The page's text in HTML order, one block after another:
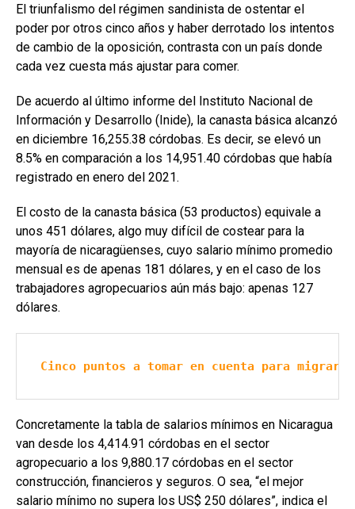
El triunfalismo del régimen sandinista de ostentar el
poder por otros cinco años y haber derrotado los intentos
de cambio de la oposición, contrasta con un país donde
cada vez cuesta más ajustar para comer.
De acuerdo al último informe del Instituto Nacional de
Información y Desarrollo (Inide), la canasta básica alcanzó
en diciembre 16,255.38 córdobas. Es decir, se elevó un
8.5% en comparación a los 14,951.40 córdobas que había
registrado en enero del 2021.
El costo de la canasta básica (53 productos) equivale a
unos 451 dólares, algo muy difícil de costear para la
mayoría de nicaragüenses, cuyo salario mínimo promedio
mensual es de apenas 181 dólares, y en el caso de los
trabajadores agropecuarios aún más bajo: apenas 127
dólares.
Cinco puntos a tomar en cuenta para migrar
Concretamente la tabla de salarios mínimos en Nicaragua
van desde los 4,414.91 córdobas en el sector
agropecuario a los 9,880.17 córdobas en el sector
construcción, financieros y seguros. O sea, “el mejor
salario mínimo no supera los US$ 250 dólares”, indica el